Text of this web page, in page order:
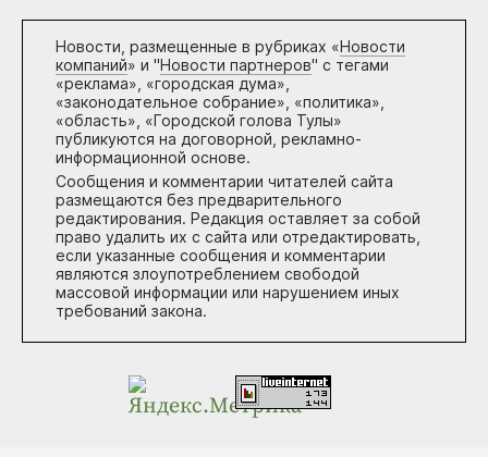
Новости, размещенные в рубриках «Новости
компаний» и "Новости партнеров" с тегами
«реклама», «городская дума»,
«законодательное собрание», «политика»,
«область», «Городской голова Тулы»
публикуются на договорной, рекламно-
информационной основе.
Сообщения и комментарии читателей сайта
размещаются без предварительного
редактирования. Редакция оставляет за собой
право удалить их с сайта или отредактировать,
если указанные сообщения и комментарии
являются злоупотреблением свободой
массовой информации или нарушением иных
требований закона.